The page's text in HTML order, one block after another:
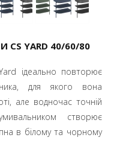
YARD 40/60/80
ідеально повторює
для якого вона
але водночас точній
створює
в білому та чорному